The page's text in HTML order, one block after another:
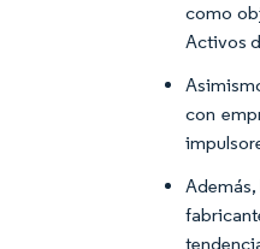
como
Activos
con